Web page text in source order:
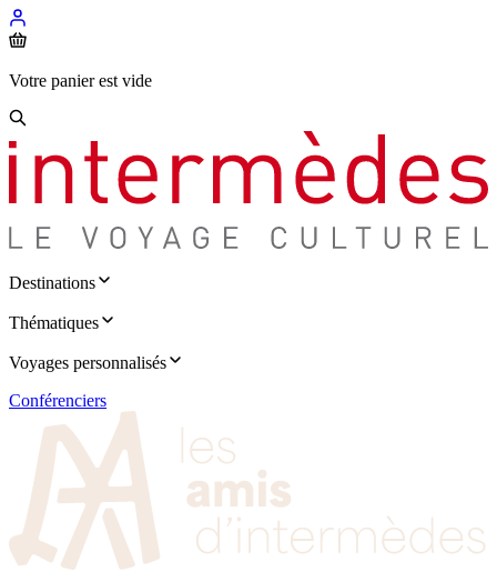
Votre panier est vide
Destinations
Thématiques
Voyages personnalisés
Conférenciers